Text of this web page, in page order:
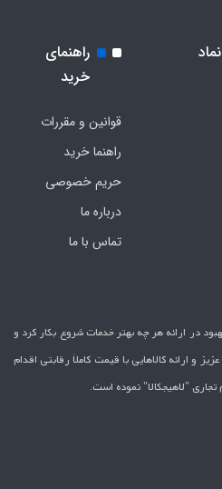
راهنمای
خرید
قوانین و مقررات
راهنما خرید
حریم خصوصی
درباره ما
تماس با ما
از سال 1395 با هدف بهبود در ارائه هر چه بهتر خدمات شروع بکار کرد و
و ارائه کالاهایی با قیمت کاملاَ رقابتی اقدام
"لاهیج­کالا" نموده است.